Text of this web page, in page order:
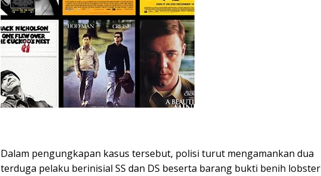
Dalam pengungkapan kasus tersebut, polisi turut mengamankan dua
terduga pelaku berinisial SS dan DS beserta barang bukti benih lobster